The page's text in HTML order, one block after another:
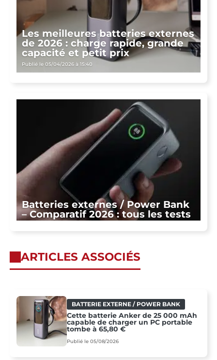
Les meilleures batteries externes
de 2026 : charge rapide, grande
capacité et petit prix
Publié le 05/04/2026 à 15:40
Batteries externes / Power Bank
– Comparatif 2026 : tous les tests
ARTICLES ASSOCIÉS
BATTERIE EXTERNE / POWER BANK
Cette batterie Anker de 25 000 mAh
capable de charger un PC portable
tombe à 65,80 €
Publié le 05/08/2026